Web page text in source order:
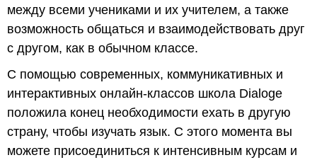
между всеми учениками и их учителем, а также
возможность общаться и взаимодействовать друг
с другом, как в обычном классе.
С помощью современных, коммуникативных и
интерактивных онлайн-классов школа Dialoge
положила конец необходимости ехать в другую
страну, чтобы изучать язык. С этого момента вы
можете присоединиться к интенсивным курсам и